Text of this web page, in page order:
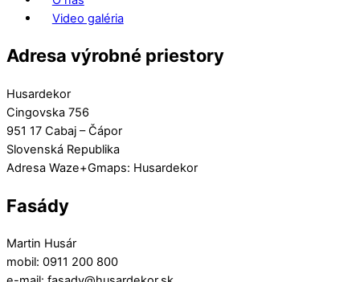
Video galéria
Adresa výrobné priestory
Husardekor
Cingovska 756
951 17 Cabaj – Čápor
Slovenská Republika
Adresa Waze+Gmaps: Husardekor
Fasády
Martin Husár
mobil: 0911 200 800